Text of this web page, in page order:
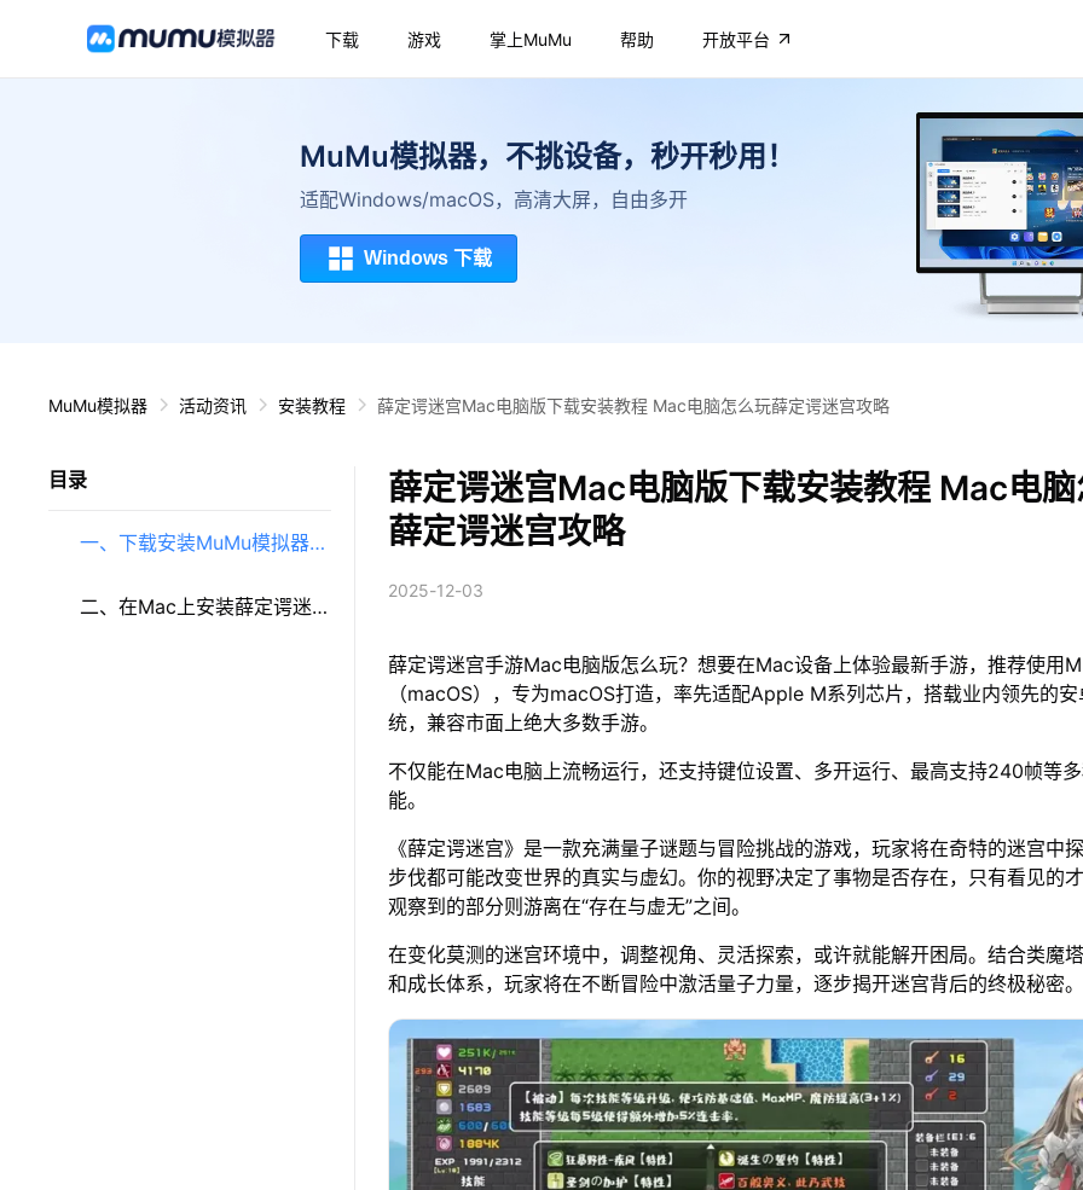
下载 游戏 掌上MuMu 帮助 开放平台
MuMu模拟器，不挑设备，秒开秒用！
适配Windows/macOS，高清大屏，自由多开
Windows 下载
MuMu模拟器 活动资讯 安装教程 薛定谔迷宫Mac电脑版下载安装教程 Mac电脑怎么玩薛定谔迷宫攻略
目录
一、下载安装MuMu模拟器
（macOS）（原MuMu模拟
二、在Mac上安装薛定谔迷
薛定谔迷宫Mac电脑版下载安装教程 Mac电
薛定谔迷宫攻略
2025-12-03
薛定谔迷宫手游Mac电脑版怎么玩？想要在Mac设备上体验最新手游，推荐使用
（macOS），专为macOS打造，率先适配Apple M系列芯片，搭载业内领先的
统，兼容市面上绝大多数手游。
不仅能在Mac电脑上流畅运行，还支持键位设置、多开运行、最高支持240帧等
能。
《薛定谔迷宫》是一款充满量子谜题与冒险挑战的游戏，玩家将在奇特的迷宫中
步伐都可能改变世界的真实与虚幻。你的视野决定了事物是否存在，只有看见的
观察到的部分则游离在“存在与虚无”之间。
在变化莫测的迷宫环境中，调整视角、灵活探索，或许就能解开困局。结合类魔
和成长体系，玩家将在不断冒险中激活量子力量，逐步揭开迷宫背后的终极秘密